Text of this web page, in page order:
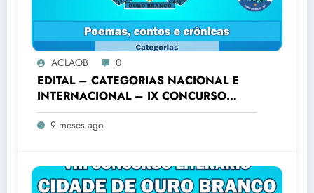
ACLAOB 0
EDITAL – CATEGORIAS NACIONAL E
INTERNACIONAL – IX CONCURSO
LITERÁRIO “CIDADE DE OURO
BRANCO”
9 meses ago